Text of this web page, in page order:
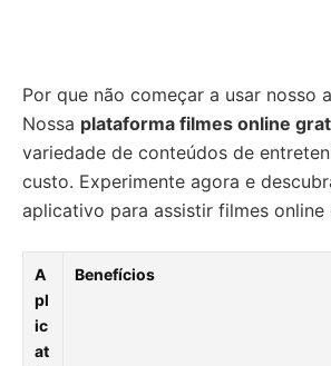
Por que não começar a usar nosso
Nossa plataforma filmes online
variedade de conteúdos de
custo. Experimente agora e
aplicativo para assistir filmes online
A
pl
ic
at
Benefícios